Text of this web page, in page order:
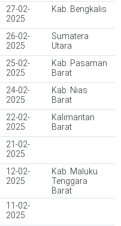
27-02-
2025
Kab. Bengkalis
26-02-
2025
Sumatera
Utara
25-02-
2025
Kab. Pasaman
Barat
24-02-
2025
Kab. Nias
Barat
22-02-
2025
Kalimantan
Barat
21-02-
2025
12-02-
2025
Kab. Maluku
Tenggara
Barat
11-02-
2025